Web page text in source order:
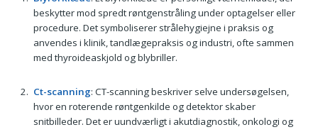
beskytter mod spredt røntgenstråling under optagelser eller
procedure. Det symboliserer strålehygiejne i praksis og
anvendes i klinik, tandlægepraksis og industri, ofte sammen
med thyroideaskjold og blybriller.
Ct-scanning: CT-scanning beskriver selve undersøgelsen,
hvor en roterende røntgenkilde og detektor skaber
snitbilleder. Det er uundværligt i akutdiagnostik, onkologi og